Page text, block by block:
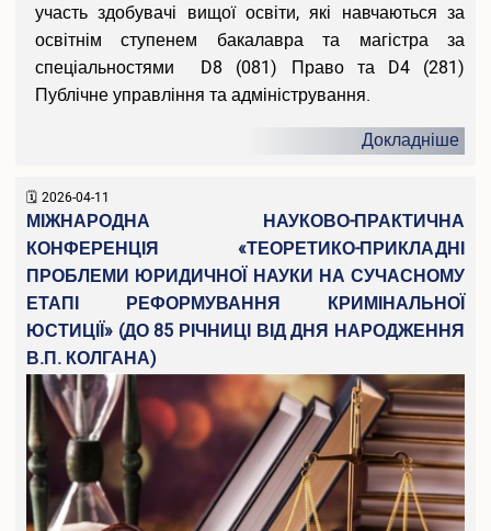
Випускники університету
Інформація для оприлюднення
Корисна інформація
участь здобувачі вищої освіти, які навчаються за
освітнім ступенем бакалавра та магістра за
спеціальностями D8 (081) Право та D4 (281)
Публічне управління та адміністрування.
Докладніше
2026-04-11
МІЖНАРОДНА НАУКОВО-ПРАКТИЧНА
КОНФЕРЕНЦІЯ «ТЕОРЕТИКО-ПРИКЛАДНІ
ПРОБЛЕМИ ЮРИДИЧНОЇ НАУКИ НА СУЧАСНОМУ
ЕТАПІ РЕФОРМУВАННЯ КРИМІНАЛЬНОЇ
ЮСТИЦІЇ» (ДО 85 РІЧНИЦІ ВІД ДНЯ НАРОДЖЕННЯ
В.П. КОЛГАНА)